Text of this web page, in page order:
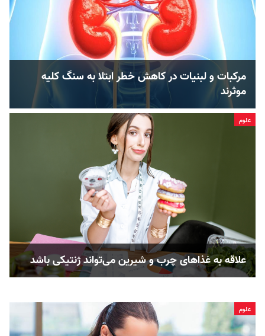
مرکبات و لبنیات در کاهش خطر ابتلا به سنگ کلیه
موثرند
علوم
علاقه به غذاهای چرب و شیرین می‌تواند ژنتیکی باشد
علوم